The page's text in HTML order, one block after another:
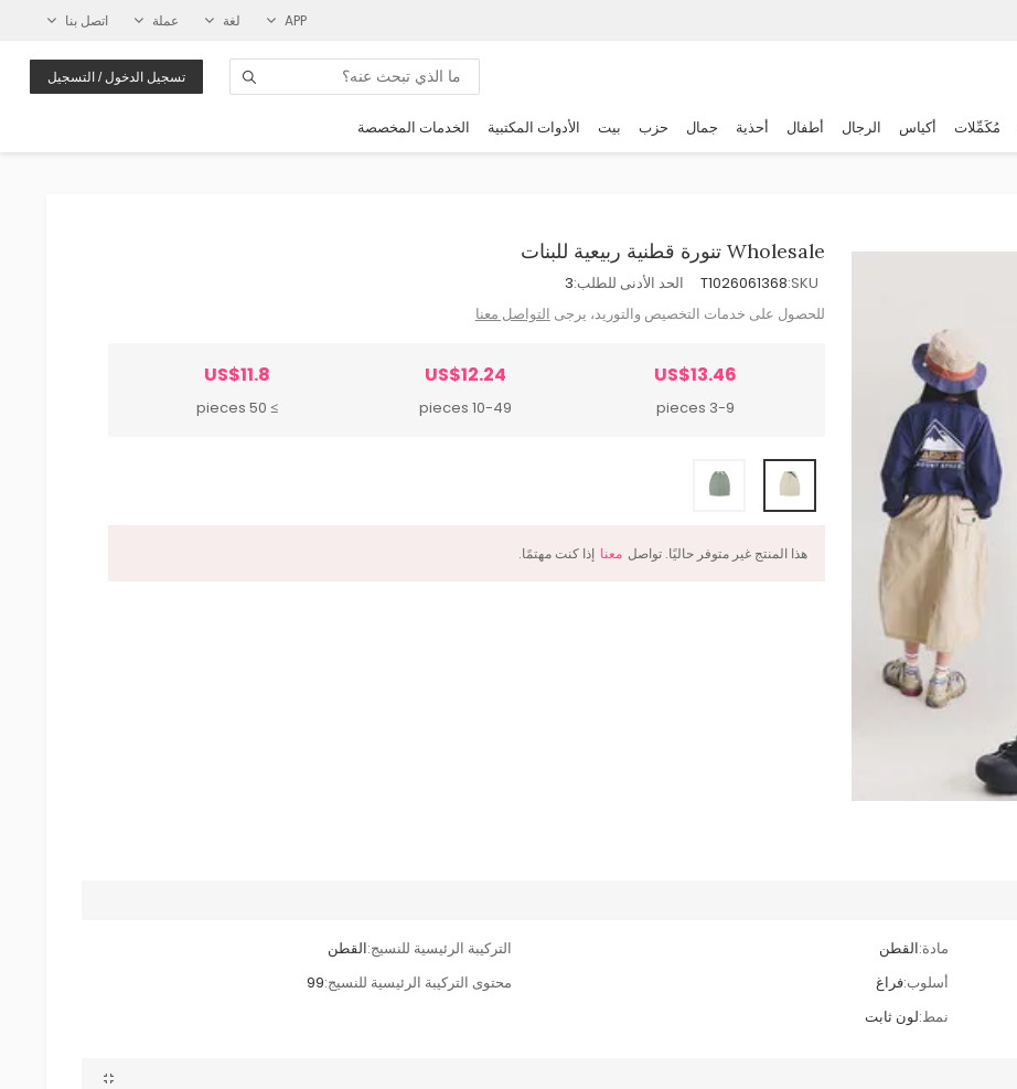
APP لغة عملة اتصل بنا
تسجيل الدخول / التسجيل
مُكَمِّلات أكياس الرجال أطفال أحذية جمال حزب بيت الأدوات المكتبية الخدمات المخصصة
Wholesale تنورة قطنية ربيعية للبنات
SKU:
T1026061368 الحد الأدنى للطلب:3
للحصول على خدمات التخصيص والتوريد، يرجى التواصل معنا
US$13.46
3-9 pieces
US$12.24
10-49 pieces
US$11.8
≥ 50 pieces
هذا المنتج غير متوفر حاليًا. تواصل معنا إذا كنت مهتمًا.
مادة:القطن التركيبة الرئيسية للنسيج:القطن
أسلوب:فراغ محتوى التركيبة الرئيسية للنسيج:99
نمط:لون ثابت